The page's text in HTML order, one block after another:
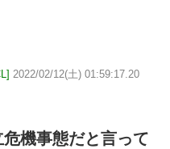
2022/02/12(土) 01:59:17.20
機事態だと言って